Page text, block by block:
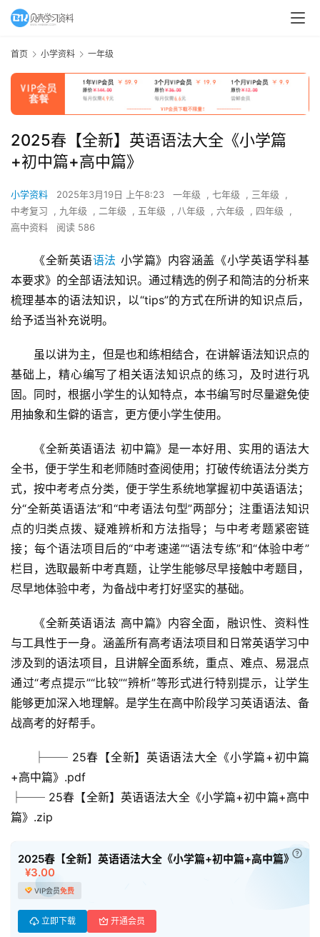
首
页
母
婴
早
教
I
教
程
资
源
中
资
料
学
登录
首页 小学资料 一年级
2025春【全新】英语语法大全《小学篇
+初中篇+高中篇》
小学资料 2025年3月19日 上午8:23 一年级 , 七年级 , 三年级
,
中考复习
, 九年级 , 二年级 , 五年级 , 八年级 , 六年级 , 四年级
,
高中资料
阅读 586
《全新英语语法 小学篇》内容涵盖《小学英语学科基
本要求》的全部语法知识。通过精选的例子和简洁的分析来
梳理基本的语法知识，以“tips”的方式在所讲的知识点后，
给予适当补充说明。
虽以讲为主，但是也和练相结合，在讲解语法知识点的
基础上，精心编写了相关语法知识点的练习，及时进行巩
固。同时，根据小学生的认知特点，本书编写时尽量避免使
用抽象和生僻的语言，更方便小学生使用。
《全新英语语法 初中篇》是一本好用、实用的语法大
全书，便于学生和老师随时查阅使用；打破传统语法分类方
式，按中考考点分类，便于学生系统地掌握初中英语语法；
分“全新英语语法”和“中考语法句型”两部分；注重语法知识
点的归类点拨、疑难辨析和方法指导；与中考考题紧密链
接；每个语法项目后的“中考速递”“语法专练”和“体验中考”
栏目，选取最新中考真题，让学生能够尽早接触中考题目，
尽早地体验中考，为备战中考打好坚实的基础。
《全新英语语法 高中篇》内容全面，融识性、资料性
与工具性于一身。涵盖所有高考语法项目和日常英语学习中
涉及到的语法项目，且讲解全面系统，重点、难点、易混点
通过“考点提示”“比较”“辨析”等形式进行特别提示，让学生
能够更加深入地理解。是学生在高中阶段学习英语语法、备
战高考的好帮手。
├── 25春【全新】英语语法大全《小学篇+初中篇
+高中篇》.pdf
├── 25春【全新】英语语法大全《小学篇+初中篇+高中
篇》.zip
2025春【全新】英语语法大全《小学篇+初中篇+高中篇》
¥3.00
VIP会员免费
立即下载 开通会员